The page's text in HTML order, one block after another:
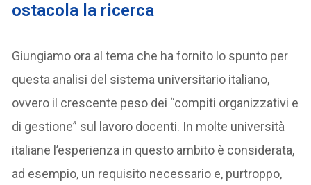
ostacola la ricerca
Giungiamo ora al tema che ha fornito lo spunto per
questa analisi del sistema universitario italiano,
ovvero il crescente peso dei “compiti organizzativi e
di gestione” sul lavoro docenti. In molte università
italiane l’esperienza in questo ambito è considerata,
ad esempio, un requisito necessario e, purtroppo,